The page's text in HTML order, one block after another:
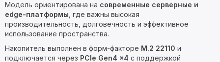
Модель ориентирована на современные серверные и
edge-платформы , где важны высокая
производительность, долговечность и эффективное
использование пространства.
Накопитель выполнен в форм-факторе M.2 22110 и
подключается через PCIe Gen4 x4 с поддержкой